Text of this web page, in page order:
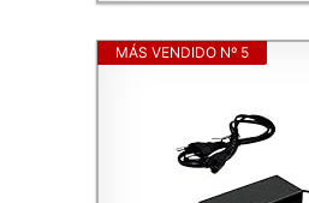
MÁS VENDIDO Nº 5